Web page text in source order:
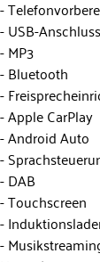
USB-Anschluss
MP3
Bluetooth
Apple CarPlay
Android Auto
DAB
Touchscreen